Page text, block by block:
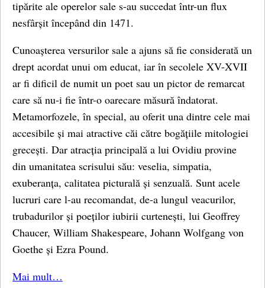
tipărite ale operelor sale s-au succedat într-un flux
nesfârșit începând din 1471.
Cunoașterea versurilor sale a ajuns să fie considerată un
drept acordat unui om educat, iar în secolele XV-XVII
ar fi dificil de numit un poet sau un pictor de remarcat
care să nu-i fie într-o oarecare măsură îndatorat.
Metamorfozele, în special, au oferit una dintre cele mai
accesibile și mai atractive căi către bogățiile mitologiei
grecești. Dar atracția principală a lui Ovidiu provine
din umanitatea scrisului său: veselia, simpatia,
exuberanța, calitatea picturală și senzuală. Sunt acele
lucruri care l-au recomandat, de-a lungul veacurilor,
trubadurilor și poeților iubirii curtenești, lui Geoffrey
Chaucer, William Shakespeare, Johann Wolfgang von
Goethe și Ezra Pound.
Mai mult…